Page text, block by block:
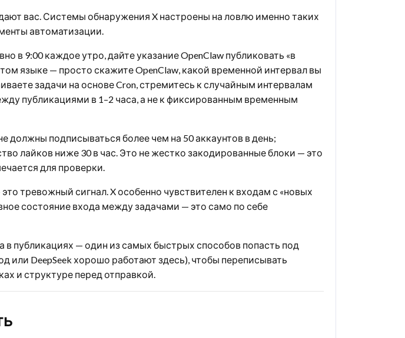
вас. Системы обнаружения X настроены на ловлю именно таких
автоматизации.
в 9:00 каждое утро, дайте указание OpenClaw публиковать «в
языке — просто скажите OpenClaw, какой временной интервал вы
задачи на основе Cron, стремитесь к случайным интервалам
публикациями в 1–2 часа, а не к фиксированным временным
должны подписываться более чем на 50 аккаунтов в день;
лайков ниже 30 в час. Это не жестко закодированные блоки — это
для проверки.
тревожный сигнал. X особенно чувствителен к входам с «новых
состояние входа между задачами — это само по себе
в публикациях — один из самых быстрых способов попасть под
или DeepSeek хорошо работают здесь), чтобы переписывать
и структуре перед отправкой.